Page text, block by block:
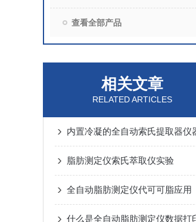
查看全部产品
相关文章
RELATED ARTICLES
脂肪测定仪索氏萃取仪实验
全自动脂肪测定仪代可可脂应用